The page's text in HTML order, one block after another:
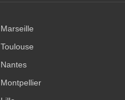
Marseille
Toulouse
Nantes
Montpellier